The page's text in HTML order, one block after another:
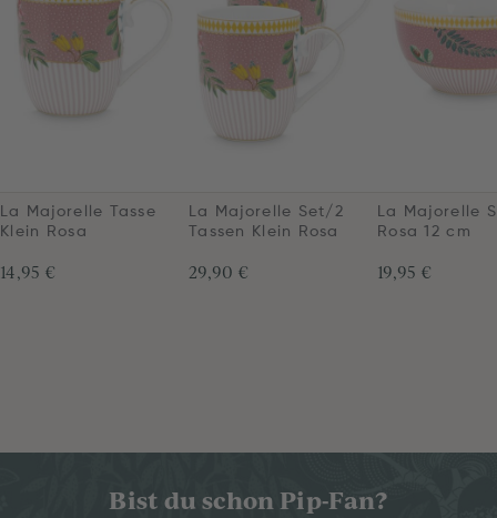
La Majorelle Tasse
Klein Rosa
14,95 €
La Majorelle Set/2
Tassen Klein Rosa
29,90 €
La Majorelle
Rosa 12 cm
19,95 €
Bist du schon Pip-Fan?